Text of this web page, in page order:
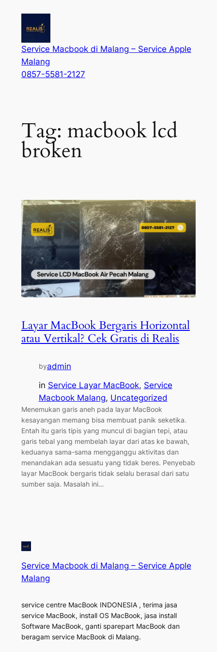
Service Macbook di Malang – Service Apple
Malang
0857-5581-2127
Tag: macbook lcd
broken
Layar MacBook Bergaris Horizontal
atau Vertikal? Cek Gratis di Realis
byadmin
in Service Layar MacBook, Service
Macbook Malang, Uncategorized
Menemukan garis aneh pada layar MacBook
kesayangan memang bisa membuat panik seketika.
Entah itu garis tipis yang muncul di bagian tepi, atau
garis tebal yang membelah layar dari atas ke bawah,
keduanya sama-sama mengganggu aktivitas dan
menandakan ada sesuatu yang tidak beres. Penyebab
layar MacBook bergaris tidak selalu berasal dari satu
sumber saja. Masalah ini…
Service Macbook di Malang – Service Apple
Malang
service centre MacBook INDONESIA , terima jasa
service MacBook, install OS MacBook, jasa install
Software MacBook, ganti sparepart MacBook dan
beragam service MacBook di Malang.